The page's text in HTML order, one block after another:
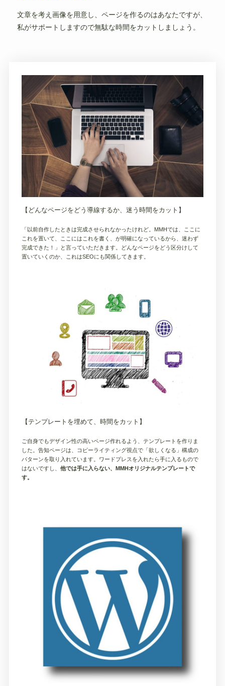
文章を考え画像を用意し、ページを作るのはあなたですが、
私がサポートしますので無駄な時間をカットしましょう。
【どんなページをどう導線するか、迷う時間をカット】
「以前自作したときは完成させられなかったけれど。MMHでは、ここに
これを置いて、ここにはこれを書く、が明確になっているから、迷わず
完成できた！」と言っていただきます。どんなページをどう区分けして
置いていくのか、これはSEOにも関係してきます。
【テンプレートを埋めて、時間をカット】
ご自身でもデザイン性の高いページ作れるよう、テンプレートを作りま
した。告知ページは、コピーライティング視点で「欲しくなる」構成の
パターンを取り入れています。ワードプレスを入れたら手に入るもので
はないですし、 他では手に入らない、MMHオリジナルテンプレートで
す。